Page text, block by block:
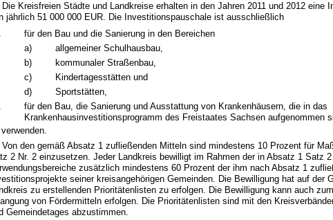
Die Kreisfreien Städte und Landkreise erhalten in den Jahren 2011 und 2012 eine
jährlich 51 000 000 EUR. Die Investitionspauschale ist ausschließlich
für den Bau und die Sanierung in den Bereichen
a)
allgemeiner Schulhausbau,
b)
kommunaler Straßenbau,
c)
Kindertagesstätten und
d)
Sportstätten,
für den Bau, die Sanierung und Ausstattung von Krankenhäusern, die in das
Krankenhausinvestitionsprogramm des Freistaates Sachsen aufgenommen
Von den gemäß Absatz 1 zufließenden Mitteln sind mindestens 10 Prozent für
2 Nr. 2 einzusetzen. Jeder Landkreis bewilligt im Rahmen der in Absatz 1 Satz
zusätzlich mindestens 60 Prozent der ihm nach Absatz 1
seiner kreisangehörigen Gemeinden. Die Bewilligung hat auf der
zu erstellenden Prioritätenlisten zu erfolgen. Die Bewilligung kann auch
von Fördermitteln erfolgen. Die Prioritätenlisten sind mit den
Gemeindetages abzustimmen.